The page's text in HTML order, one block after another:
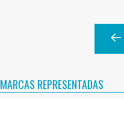
MARCAS REPRESENTADAS